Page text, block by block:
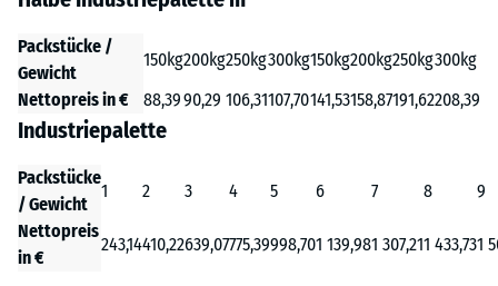
Packstücke /
Gewicht
150kg200kg250kg300kg150kg200kg250kg300kg
Nettopreis in €
88,3990,29 106,31107,70141,53158,87191,62208,39
Industriepalette
Packstücke
/ Gewicht
1 2 3 4 5 6 7 8
9
Nettopreis
in €
243,14410,22639,07775,39998,701 139,981 307,211 433,731